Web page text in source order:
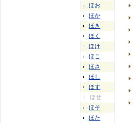
ほお
ほか
ほき
ほく
ほけ
ほこ
ほさ
ほし
ほす
ほせ
ほそ
ほた